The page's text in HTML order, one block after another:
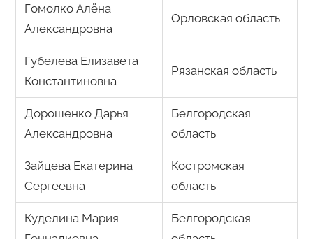
Гомолко Алёна
Александровна
Орловская область
Губелева Елизавета
Константиновна
Рязанская область
Дорошенко Дарья
Александровна
Белгородская
область
Зайцева Екатерина
Сергеевна
Костромская
область
Куделина Мария
Белгородская